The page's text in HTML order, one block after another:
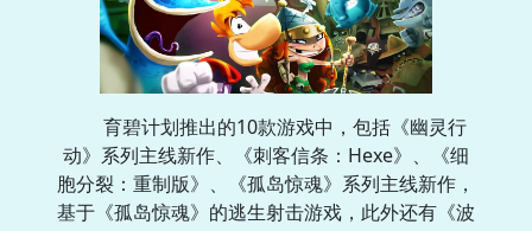
育碧计划推出的10款游戏中，包括《幽灵行
动》系列主线新作、《刺客信条：Hexe》、《细
胞分裂：重制版》、《孤岛惊魂》系列主线新作，
基于《孤岛惊魂》的逃生射击游戏，此外还有《波